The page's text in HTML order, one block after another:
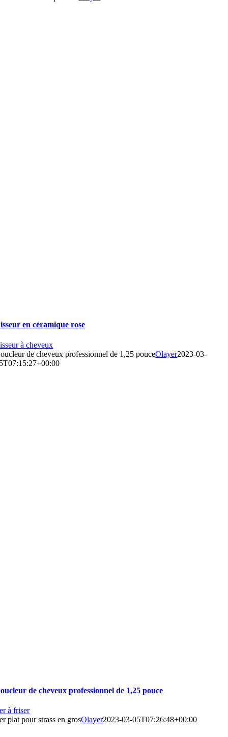
en céramique rose
à cheveux
de cheveux professionnel de 1,25 pouceOlayer2023-03-
de cheveux professionnel de 1,25 pouce
à friser
plat pour strass en grosOlayer2023-03-05T07:26:48+00:00